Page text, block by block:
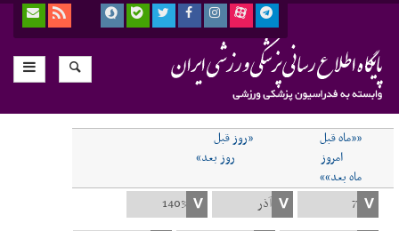
««ماه قبل
«روز قبل
امروز
روز بعد»
ماه بعد»»